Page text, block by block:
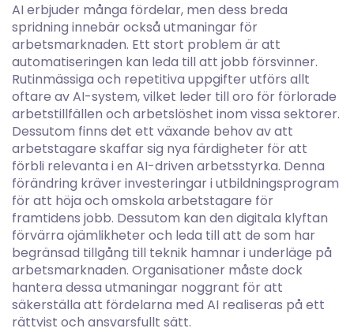
AI erbjuder många fördelar, men dess breda
spridning innebär också utmaningar för
arbetsmarknaden. Ett stort problem är att
automatiseringen kan leda till att jobb försvinner.
Rutinmässiga och repetitiva uppgifter utförs allt
oftare av AI-system, vilket leder till oro för förlorade
arbetstillfällen och arbetslöshet inom vissa sektorer.
Dessutom finns det ett växande behov av att
arbetstagare skaffar sig nya färdigheter för att
förbli relevanta i en AI-driven arbetsstyrka. Denna
förändring kräver investeringar i utbildningsprogram
för att höja och omskola arbetstagare för
framtidens jobb. Dessutom kan den digitala klyftan
förvärra ojämlikheter och leda till att de som har
begränsad tillgång till teknik hamnar i underläge på
arbetsmarknaden. Organisationer måste dock
hantera dessa utmaningar noggrant för att
säkerställa att fördelarna med AI realiseras på ett
rättvist och ansvarsfullt sätt.